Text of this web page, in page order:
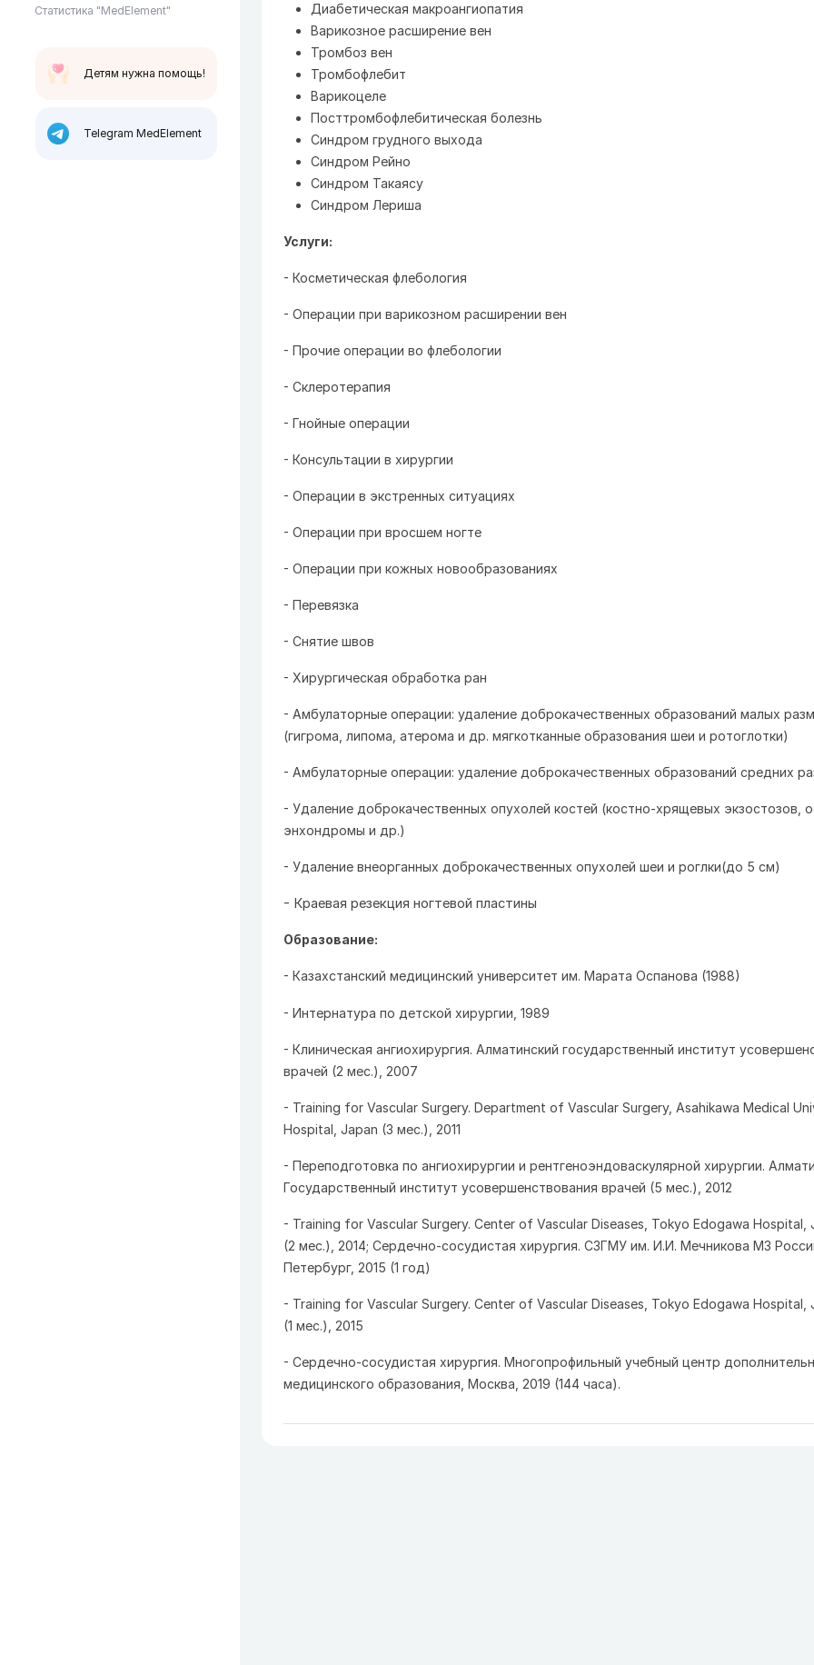
Статистика "MedElement"
Детям нужна помощь!
Telegram MedElement
Диабетическая макроангиопатия
Варикозное расширение вен
Тромбоз вен
Тромбофлебит
Варикоцеле
Посттромбофлебитическая болезнь
Синдром грудного выхода
Синдром Рейно
Синдром Такаясу
Синдром Лериша
Услуги:
- Косметическая флебология
- Операции при варикозном расширении вен
- Прочие операции во флебологии
- Склеротерапия
- Гнойные операции
- Консультации в хирургии
- Операции в экстренных ситуациях
- Операции при вросшем ногте
- Операции при кожных новообразованиях
- Перевязка
- Снятие швов
- Хирургическая обработка ран
- Амбулаторные операции: удаление доброкачественных образований малых
(гигрома, липома, атерома и др. мягкотканные образования шеи и ротоглотки)
- Амбулаторные операции: удаление доброкачественных образований средних
- Удаление доброкачественных опухолей костей (костно-хрящевых экзостозов,
энхондромы и др.)
- Удаление внеорганных доброкачественных опухолей шеи и роглки(до 5 см)
- Краевая резекция ногтевой пластины
Образование:
- Казахстанский медицинский университет им. Марата Оспанова (1988)
- Интернатура по детской хирургии, 1989
- Клиническая ангиохирургия. Алматинский государственный институт
врачей (2 мес.), 2007
- Training for Vascular Surgery. Department of Vascular Surgery, Asahikawa Medical
Hospital, Japan (3 мес.), 2011
- Переподготовка по ангиохирургии и рентгеноэндоваскулярной хирургии.
Государственный институт усовершенствования врачей (5 мес.), 2012
- Training for Vascular Surgery. Center of Vascular Diseases, Tokyo Edogawa Hospital,
(2 мес.), 2014; Сердечно-сосудистая хирургия. СЗГМУ им. И.И. Мечникова МЗ
Петербург, 2015 (1 год)
- Training for Vascular Surgery. Center of Vascular Diseases, Tokyo Edogawa Hospital,
(1 мес.), 2015
- Сердечно-сосудистая хирургия. Многопрофильный учебный центр
медицинского образования, Москва, 2019 (144 часа).